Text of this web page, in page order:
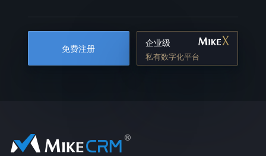
免费注册
企业级
私有数字化平台